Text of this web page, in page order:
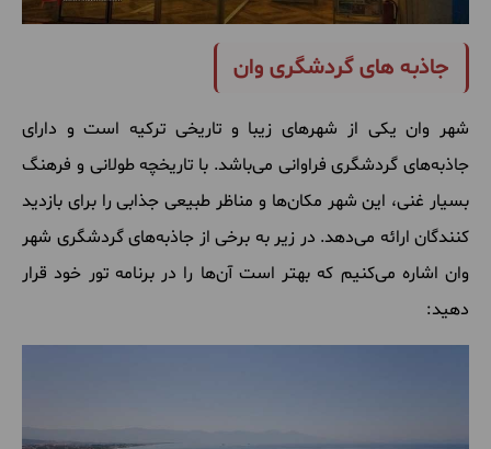
جاذبه های گردشگری وان
شهر وان یکی از شهرهای زیبا و تاریخی ترکیه است و دارای
جاذبه‌های گردشگری فراوانی می‌باشد. با تاریخچه طولانی و فرهنگ
بسیار غنی، این شهر مکان‌ها و مناظر طبیعی جذابی را برای بازدید
کنندگان ارائه می‌دهد. در زیر به برخی از جاذبه‌های گردشگری شهر
وان اشاره می‌کنیم که بهتر است آن‌ها را در برنامه تور خود قرار
دهید: